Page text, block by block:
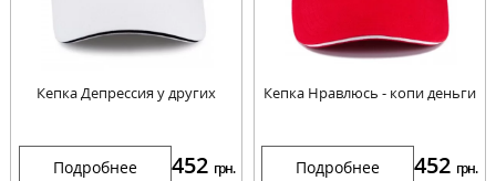
Кепка Депрессия у других
Подробнее 452 грн.
Кепка Нравлюсь - копи деньги
Подробнее 452 грн.